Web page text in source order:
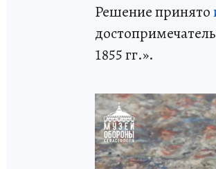
Решение принято
1855 гг.».